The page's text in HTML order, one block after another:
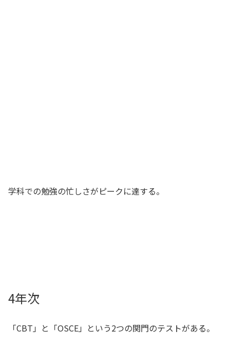
学科での勉強の忙しさがピークに達する。
4年次
「CBT」と「OSCE」という2つの関門のテストがある。